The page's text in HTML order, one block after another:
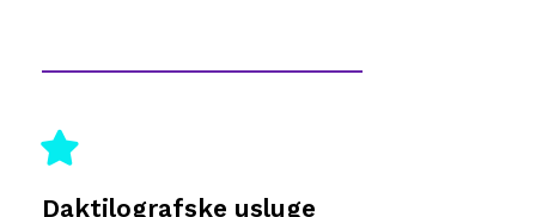
Daktilografske usluge